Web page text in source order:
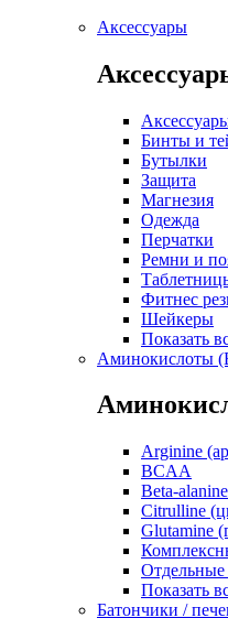
Аксессуары
Бинты и
Бутылки
Защита
Магнезия
Одежда
Перчатки
Ремни и
Фитнес
Шейкеры
Показать
Аминокислоты
Arginine
BCAA
Beta-
Citrulline
Glutamine
Показать
Батончики /